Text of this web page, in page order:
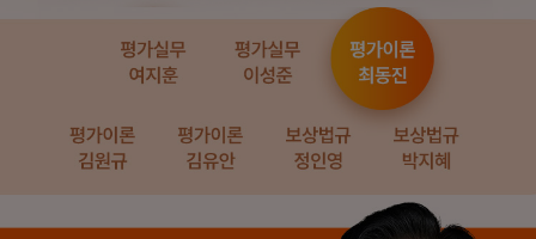
강의력이 너무 좋았어요.
덕분에 노베이스로
합격생 양*성님
해커스의 선생님들이
직접 답안을 봐주시고
피드백 해주셔서 합격할
수 있었습니다.
합격생 이*원님